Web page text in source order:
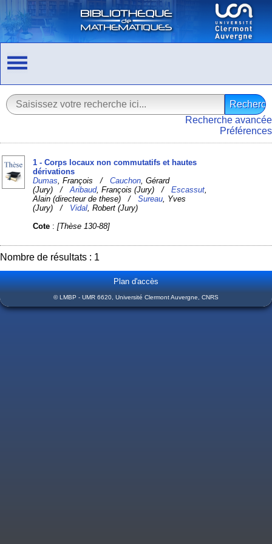
Recherche avancée
Préférences
1 - Corps locaux non commutatifs et hautes
dérivations
Dumas , François /Cauchon , Gérard
(Jury) /Aribaud, François (Jury) /Escassut
Alain (directeur de these) /Sureau , Yves
(Jury) / Vidal , Robert (Jury)
Cote :[Thèse 130-88]
Nombre de résultats : 1
Plan d'accès
© LMBP - UMR 6620, Université Clermont Auvergne, CNRS